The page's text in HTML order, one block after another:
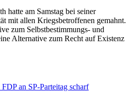
hatte am Samstag bei seiner
mit allen Kriegsbetroffenen gemahnt.
zum Selbstbestimmungs- und
Alternative zum Recht auf Existenz
an SP-Parteitag scharf